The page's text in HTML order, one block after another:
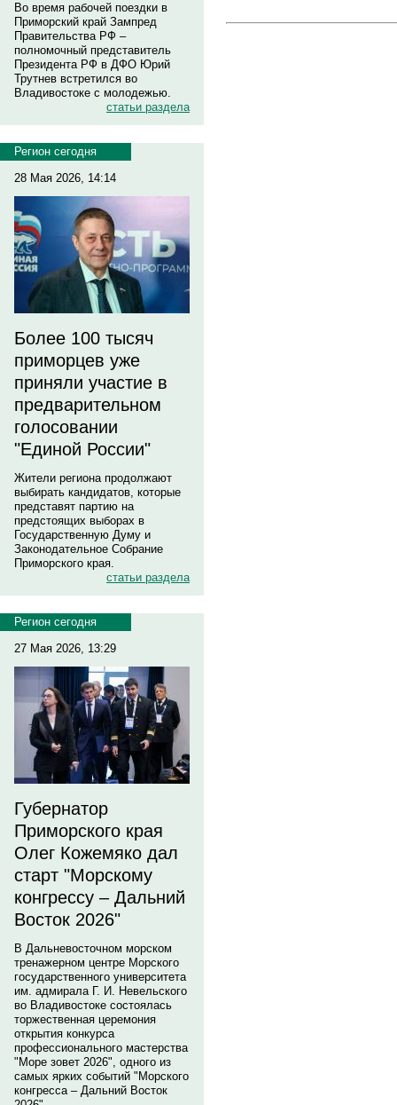
Во время рабочей поездки в
Приморский край Зампред
Правительства РФ –
полномочный представитель
Президента РФ в ДФО Юрий
Трутнев встретился во
Владивостоке с молодежью.
статьи раздела
Регион сегодня
28 Мая 2026, 14:14
Более 100 тысяч
приморцев уже
приняли участие в
предварительном
голосовании
"Единой России"
Жители региона продолжают
выбирать кандидатов, которые
представят партию на
предстоящих выборах в
Государственную Думу и
Законодательное Собрание
Приморского края.
статьи раздела
Регион сегодня
27 Мая 2026, 13:29
Губернатор
Приморского края
Олег Кожемяко дал
старт "Морскому
конгрессу – Дальний
Восток 2026"
В Дальневосточном морском
тренажерном центре Морского
государственного университета
им. адмирала Г. И. Невельского
во Владивостоке состоялась
торжественная церемония
открытия конкурса
профессионального мастерства
"Море зовет 2026", одного из
самых ярких событий "Морского
конгресса – Дальний Восток